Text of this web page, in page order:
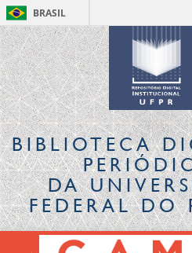
BRASIL
BIBLIOTECA
DA
FEDERAL DO